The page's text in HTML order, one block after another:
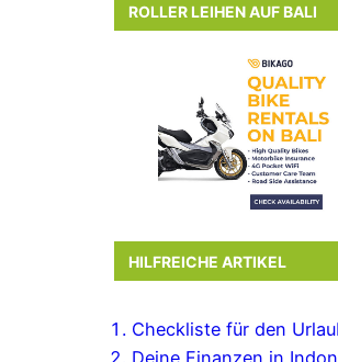
ROLLER LEIHEN AUF BALI
HILFREICHE ARTIKEL
Checkliste für den
Deine Finanzen in